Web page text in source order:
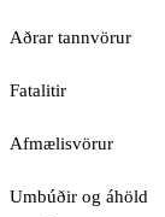
Aðrar tannvörur
Fatalitir
Afmælisvörur
Umbúðir og áhöld